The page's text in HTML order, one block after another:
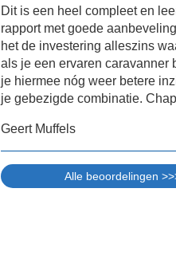
Dit is een heel compleet en
rapport met goede
het de investering alleszins
als je een ervaren caravanner
je hiermee nóg weer betere
je gebezigde combinatie.
Geert Muffels